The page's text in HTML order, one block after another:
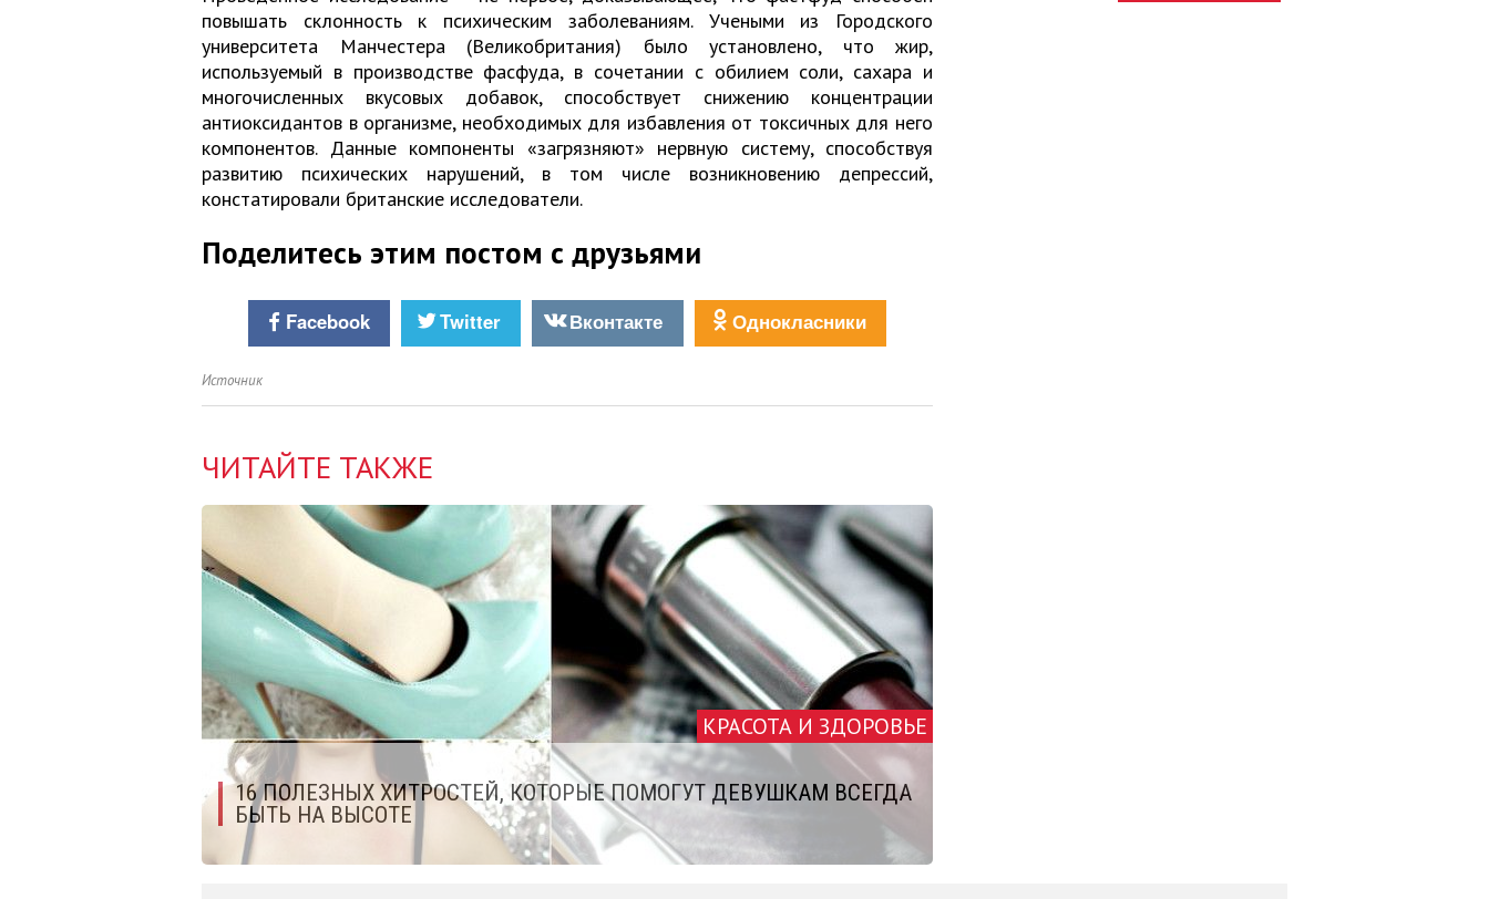
повышать склонность к психическим заболеваниям. Учеными из Городского
университета Манчестера (Великобритания) было установлено, что жир,
используемый в производстве фасфуда, в сочетании с обилием соли, сахара и
многочисленных вкусовых добавок, способствует снижению концентрации
антиоксидантов в организме, необходимых для избавления от токсичных для него
компонентов. Данные компоненты «загрязняют» нервную систему, способствуя
развитию психических нарушений, в том числе возникновению депрессий,
констатировали британские исследователи.
Поделитесь этим постом с друзьями
Facebook Twitter Вконтакте Однокласники
Источник
ЧИТАЙТЕ ТАКЖЕ
КРАСОТА И ЗДОРОВЬЕ
16 ПОЛЕЗНЫХ ХИТРОСТЕЙ, КОТОРЫЕ ПОМОГУТ ДЕВУШКАМ ВСЕГДА
БЫТЬ НА ВЫСОТЕ